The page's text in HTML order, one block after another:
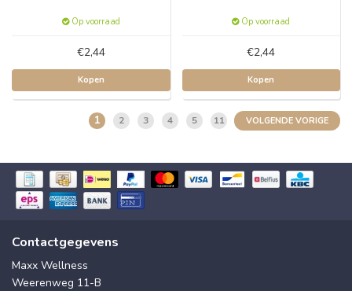
Op voorraad
€2,44
Kopen
Op voorraad
€2,44
Kopen
1 2 3 4 5 11 VOLGENDE VORIGE
Contactgegevens
Maxx Wellness
Weerenweg 11-B